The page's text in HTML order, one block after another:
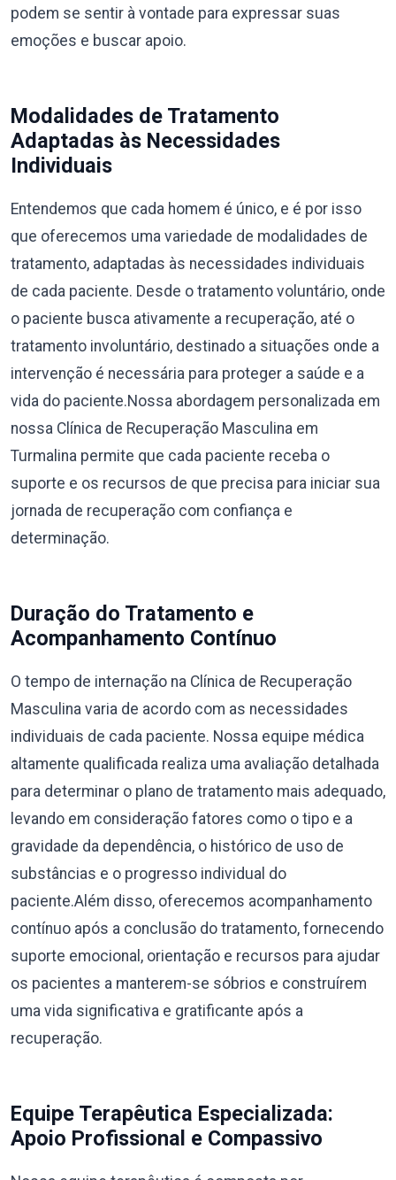
podem se sentir à vontade para expressar suas
emoções e buscar apoio.
Modalidades de Tratamento
Adaptadas às Necessidades
Individuais
Entendemos que cada homem é único, e é por isso
que oferecemos uma variedade de modalidades de
tratamento, adaptadas às necessidades individuais
de cada paciente. Desde o tratamento voluntário, onde
o paciente busca ativamente a recuperação, até o
tratamento involuntário, destinado a situações onde a
intervenção é necessária para proteger a saúde e a
vida do paciente.Nossa abordagem personalizada em
nossa Clínica de Recuperação Masculina em
Turmalina permite que cada paciente receba o
suporte e os recursos de que precisa para iniciar sua
jornada de recuperação com confiança e
determinação.
Duração do Tratamento e
Acompanhamento Contínuo
O tempo de internação na Clínica de Recuperação
Masculina varia de acordo com as necessidades
individuais de cada paciente. Nossa equipe médica
altamente qualificada realiza uma avaliação detalhada
para determinar o plano de tratamento mais adequado,
levando em consideração fatores como o tipo e a
gravidade da dependência, o histórico de uso de
substâncias e o progresso individual do
paciente.Além disso, oferecemos acompanhamento
contínuo após a conclusão do tratamento, fornecendo
suporte emocional, orientação e recursos para ajudar
os pacientes a manterem-se sóbrios e construírem
uma vida significativa e gratificante após a
recuperação.
Equipe Terapêutica Especializada:
Apoio Profissional e Compassivo